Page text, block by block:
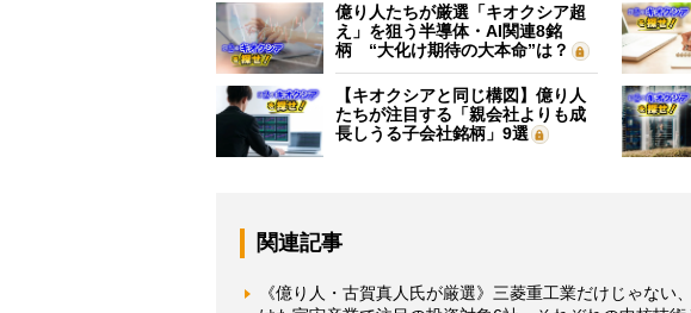
億り人たちが厳選「キオクシア超
え」を狙う半導体・AI関連8銘
柄 “大化け期待の大本命”は？
【キオクシアと同じ構図】億り人
たちが注目する「親会社よりも成
長しうる子会社銘柄」9選
関連記事
《億り人・古賀真人氏が厳選》三菱重工業だけじゃない